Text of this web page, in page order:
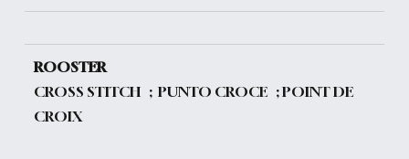
ROOSTER
CROSS STITCH ; PUNTO CROCE ; POINT DE
CROIX